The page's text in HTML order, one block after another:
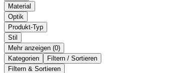
Material
Optik
Produkt-Typ
Stil
Mehr anzeigen ( )
Kategorien
Filtern / Sortieren
Filtern & Sortieren